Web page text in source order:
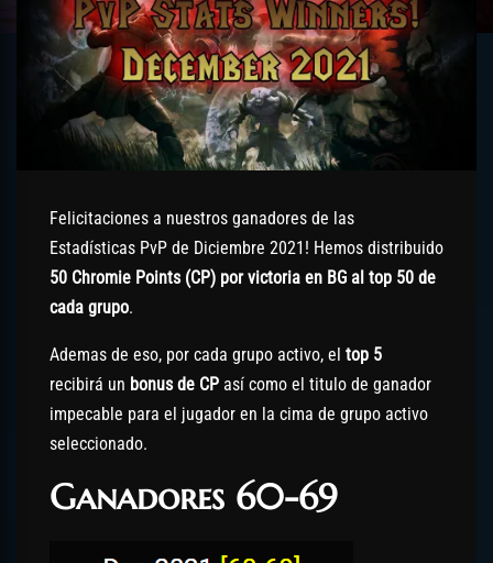
Felicitaciones a nuestros ganadores de las
Estadísticas PvP de Diciembre 2021! Hemos distribuido
50 Chromie Points (CP) por victoria en BG al top 50 de
cada grupo.
Ademas de eso, por cada grupo activo, el top 5
recibirá un bonus de CP así como el titulo de ganador
impecable para el jugador en la cima de grupo activo
seleccionado.
Ganadores 60-69